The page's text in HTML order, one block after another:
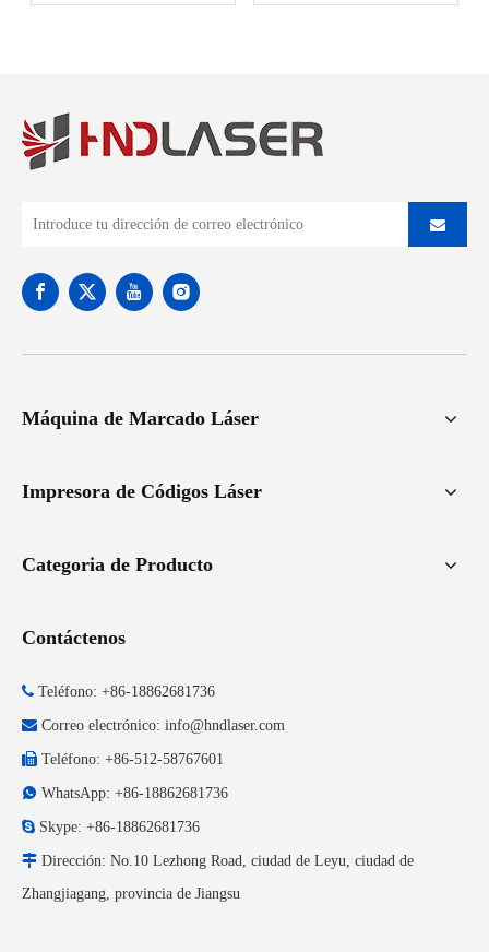
la fabricación
identificación y trazabilidad de
Máquina de Marcado Láser
Impresora de Códigos Láser
Categoria de Producto
Contáctenos
 Teléfono: +86-18862681736
 Correo electrónico: info@hndlaser.com
 Teléfono: +86-512-58767601
 WhatsApp: +86-18862681736
 Skype: +86-18862681736
 Dirección: No.10 Lezhong Road, ciudad de Leyu, ciudad de
Zhangjiagang, provincia de Jiangsu